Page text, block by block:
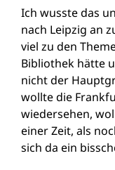
Ich wusste das
nach Leipzig an
viel zu den
Bibliothek hätte
nicht der
wollte die
wiedersehen,
einer Zeit, als
sich da ein